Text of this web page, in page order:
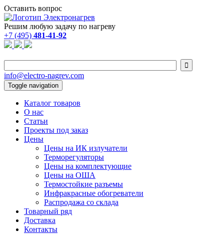
Оставить вопрос
Решим любую задачу по нагреву
+7 (495) 481-41-92

info@electro-nagrev.com
Toggle navigation
Каталог товаров
О нас
Статьи
Проекты под заказ
Цены
Цены на ИК излучатели
Терморегуляторы
Цены на комплектующие
Цены на ОША
Термостойкие разъемы
Инфракрасные обогреватели
Распродажа со склада
Товарный ряд
Доставка
Контакты